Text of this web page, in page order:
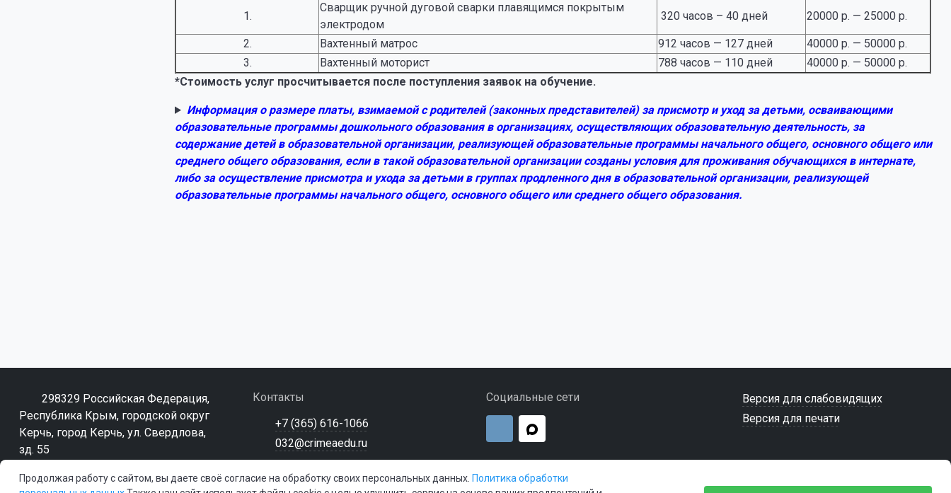
1.
Сварщик ручной дуговой сварки плавящимся покрытым
электродом
320 часов – 40 дней 20000 р. — 25000 р.
2. Вахтенный матрос 912 часов — 127 дней
40000 р. — 50000 р.
3.
Вахтенный моторист 788 часов — 110 дней
40000 р. — 50000 р.
*Стоимость услуг просчитывается после поступления заявок на обучение.
Информация о размере платы, взимаемой с родителей (законных представителей) за присмотр и уход за детьми, осваивающими
образовательные программы дошкольного образования в организациях, осуществляющих образовательную деятельность, за
содержание детей в образовательной организации, реализующей образовательные программы начального общего, основного общего или
среднего общего образования, если в такой образовательной организации созданы условия для проживания обучающихся в интернате,
либо за осуществление присмотра и ухода за детьми в группах продленного дня в образовательной организации, реализующей
образовательные программы начального общего, основного общего или среднего общего образования.
298329 Российская Федерация,
Республика Крым, городской округ
Керчь, город Керчь, ул. Свердлова,
зд. 55
Контакты
+7 (365) 616-1066
032@crimeaedu.ru
Социальные сети
Версия для слабовидящих
Версия для печати
Продолжая работу с сайтом, вы даете своё согласие на обработку своих персональных данных. Политика обработки